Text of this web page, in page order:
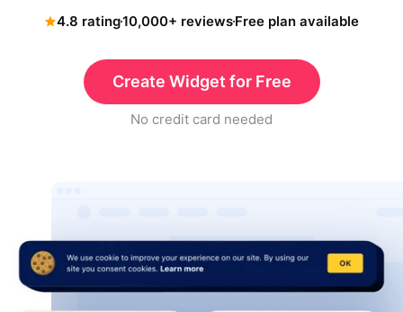
4.8 rating10,000+ reviewsFree plan available
Create Widget for Free
No credit card needed